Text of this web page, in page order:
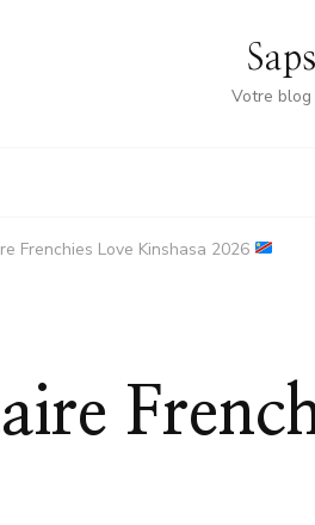
Votre
Frenchies Love Kinshasa 2026